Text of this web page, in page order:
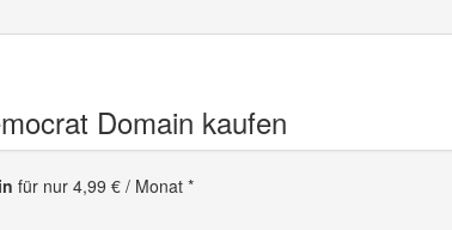
Domain kaufen
für nur 4,99 € / Monat *